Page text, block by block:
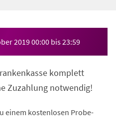
201900:00 bis23:59
komplett
Zuzahlung notwendig!
einem kostenlosen Probe-